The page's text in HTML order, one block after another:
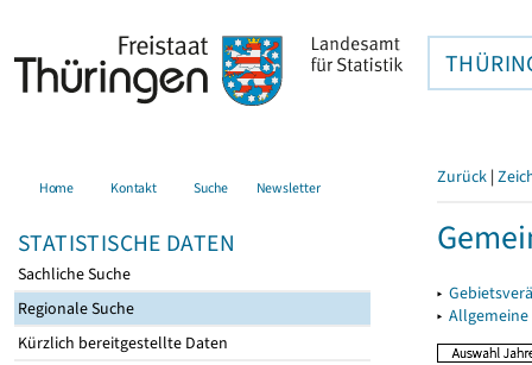
Home Kontakt Suche Newsletter
STATISTISCHE DATEN
Sachliche Suche
Regionale Suche
Kürzlich bereitgestellte Daten
Zurück |
▸
▸